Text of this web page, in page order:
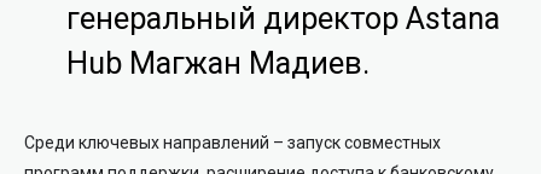
генеральный директор Astana
Hub Магжан Мадиев.
Среди ключевых направлений – запуск совместных